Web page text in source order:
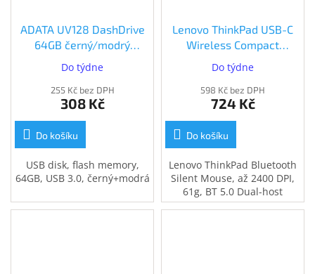
ADATA UV128 DashDrive
64GB černý/modrý
(AUV128-64G-RBE)
(AUV128-64G-RBE)
Do týdne
255 Kč bez DPH
308 Kč
Do košíku
USB disk, flash memory,
64GB, USB 3.0, černý+modrá
Lenovo ThinkPad USB-C
Wireless Compact
(4Y51D20848)
Do týdne
598 Kč bez DPH
724 Kč
Do košíku
Lenovo ThinkPad Bluetooth
Silent Mouse, až 2400 DPI,
61g, BT 5.0 Dual-host